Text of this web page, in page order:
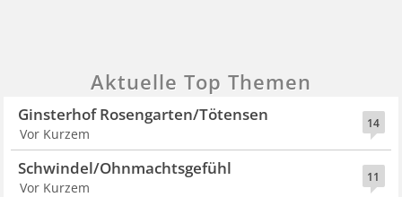
Aktuelle Top Themen
14
Ginsterhof Rosengarten/Tötensen
Vor Kurzem
11
Schwindel/Ohnmachtsgefühl
Vor Kurzem